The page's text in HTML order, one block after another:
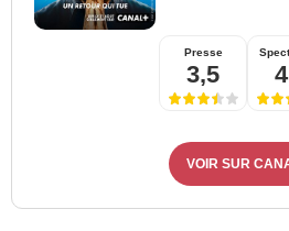
Presse
3,5
VOIR SUR